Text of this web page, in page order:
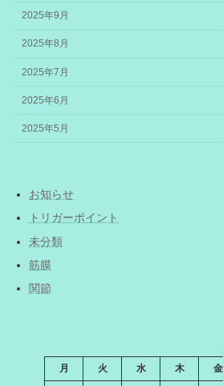
2025年9月
2025年8月
2025年7月
2025年6月
2025年5月
お知らせ
トリガーポイント
未分類
筋膜
関節
月 火 水 木 金